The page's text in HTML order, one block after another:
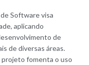
Software visa
aplicando
de
de diversas áreas.
projeto fomenta o uso